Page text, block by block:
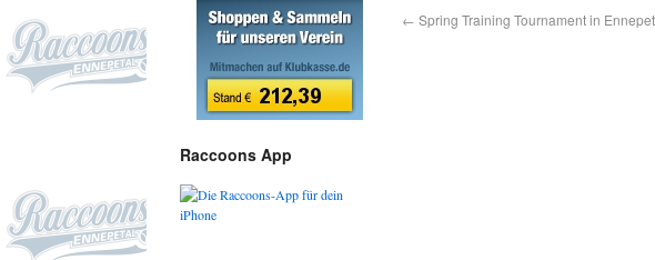
← Spring Training Tournament in
Raccoons App